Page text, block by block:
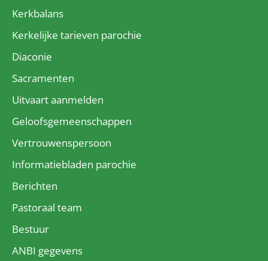
Kerkbalans
Kerkelijke tarieven parochie
Diaconie
Sacramenten
Uitvaart aanmelden
Geloofsgemeenschappen
Vertrouwenspersoon
Informatiebladen parochie
Berichten
Pastoraal team
Bestuur
ANBI gegevens